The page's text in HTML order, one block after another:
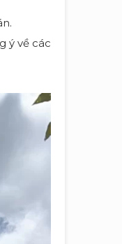
ý về các